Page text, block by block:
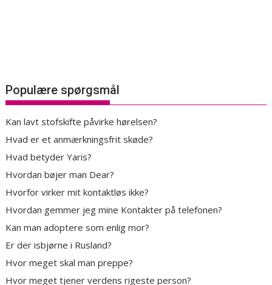
Populære spørgsmål
Kan lavt stofskifte påvirke hørelsen?
Hvad er et anmærkningsfrit skøde?
Hvad betyder Yaris?
Hvordan bøjer man Dear?
Hvorfor virker mit kontaktløs ikke?
Hvordan gemmer jeg mine Kontakter på telefonen?
Kan man adoptere som enlig mor?
Er der isbjørne i Rusland?
Hvor meget skal man preppe?
Hvor meget tjener verdens rigeste person?